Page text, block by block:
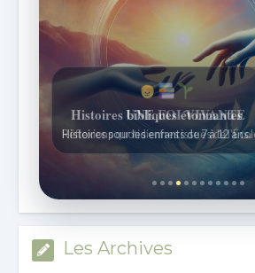
Histoires bibliques étonnantes
Histoires pour les enfants de 7 à 12 ans.
Les Archives